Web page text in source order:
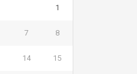
1
7 8
14 15